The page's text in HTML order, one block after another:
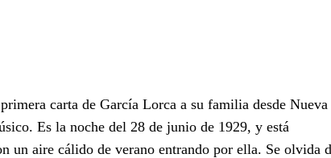
carta de García Lorca a su familia desde Nueva
Es la noche del 28 de junio de 1929, y está
un aire cálido de verano entrando por ella. Se olvida